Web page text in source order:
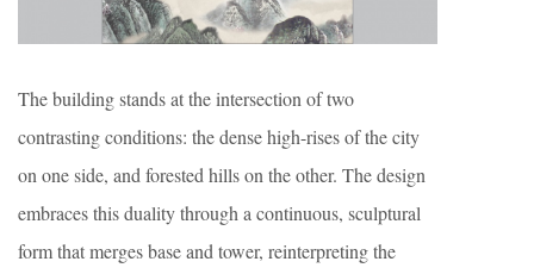
The building stands at the intersection of two
contrasting conditions: the dense high-rises of the city
on one side, and forested hills on the other. The design
embraces this duality through a continuous, sculptural
form that merges base and tower, reinterpreting the